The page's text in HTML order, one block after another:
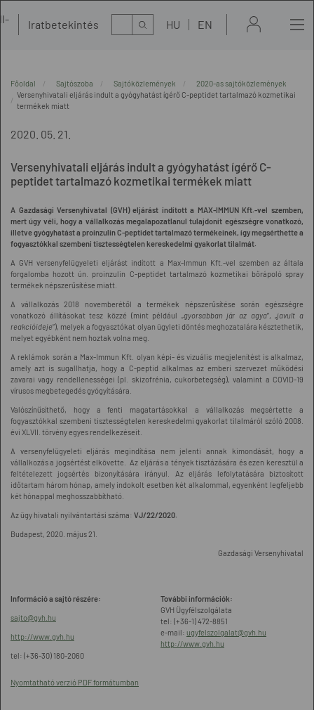
Iratbetekintés Kereső HU EN
Főoldal Sajtószoba Sajtóközlemények
2020-as sajtóközlemények
Versenyhivatali eljárás indult a gyógyhatást ígérő C-peptidet tartalmazó kozmetikai
termékek miatt
2020. 05. 21.
Versenyhivatali eljárás indult a gyógyhatást ígérő C-
peptidet tartalmazó kozmetikai termékek miatt
A Gazdasági Versenyhivatal (GVH) eljárást indított a MAX-IMMUN Kft.-vel szemben,
mert úgy véli, hogy a vállalkozás megalapozatlanul tulajdonít egészségre vonatkozó,
illetve gyógyhatást a proinzulin C-peptidet tartalmazó termékeinek, így megsérthette a
fogyasztókkal szembeni tisztességtelen kereskedelmi gyakorlat tilalmát.
A GVH versenyfelügyeleti eljárást indított a Max-Immun Kft.-vel szemben az általa
forgalomba hozott ún. proinzulin C-peptidet tartalmazó kozmetikai bőrápoló spray
termékek népszerűsítése miatt.
A vállalkozás 2018 novemberétől a termékek népszerűsítése során egészségre
vonatkozó állításokat tesz közzé (mint például „gyorsabban jár az agya”, „javult a
reakcióideje”), melyek a fogyasztókat olyan ügyleti döntés meghozatalára késztethetik,
melyet egyébként nem hoztak volna meg.
A reklámok során a Max-Immun Kft. olyan képi- és vizuális megjelenítést is alkalmaz,
amely azt is sugallhatja, hogy a C-peptid alkalmas az emberi szervezet működési
zavarai vagy rendellenességei (pl. skizofrénia, cukorbetegség), valamint a COVID-19
vírusos megbetegedés gyógyítására.
Valószínűsíthető, hogy a fenti magatartásokkal a vállalkozás megsértette a
fogyasztókkal szembeni tisztességtelen kereskedelmi gyakorlat tilalmáról szóló 2008.
évi XLVII. törvény egyes rendelkezéseit.
A versenyfelügyeleti eljárás megindítása nem jelenti annak kimondását, hogy a
vállalkozás a jogsértést elkövette. Az eljárás a tények tisztázására és ezen keresztül a
feltételezett jogsértés bizonyítására irányul. Az eljárás lefolytatására biztosított
időtartam három hónap, amely indokolt esetben két alkalommal, egyenként legfeljebb
két hónappal meghosszabbítható.
Az ügy hivatali nyilvántartási száma: VJ/22/2020.
Budapest, 2020. május 21.
Gazdasági Versenyhivatal
Információ a sajtó részére:
sajto@gvh.hu
http://www.gvh.hu
tel: (+36-30) 180-2060
További információk:
GVH Ügyfélszolgálata
tel: (+36-1) 472-8851
e-mail: ugyfelszolgalat@gvh.hu
http://www.gvh.hu
Nyomtatható verzió PDF formátumban